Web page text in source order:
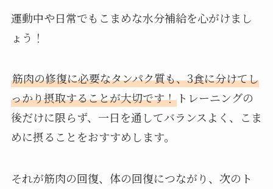
運動中や日常でもこまめな水分補給を心がけまし
ょう！
筋肉の修復に必要なタンパク質も、3食に分けてし
っかり摂取することが大切です！トレーニングの
後だけに限らず、一日を通してバランスよく、こま
めに摂ることをおすすめします。
それが筋肉の回復、体の回復につながり、次のト